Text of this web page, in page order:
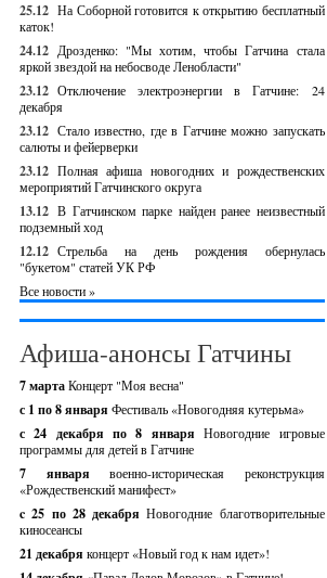
25.12 На Соборной готовится к открытию бесплатный
каток!
24.12 Дрозденко: "Мы хотим, чтобы Гатчина стала
яркой звездой на небосводе Ленобласти"
23.12 Отключение электроэнергии в Гатчине: 24
декабря
23.12 Стало известно, где в Гатчине можно запускать
салюты и фейерверки
23.12 Полная афиша новогодних и рождественских
мероприятий Гатчинского округа
13.12 В Гатчинском парке найден ранее неизвестный
подземный ход
12.12 Стрельба на день рождения обернулась
"букетом" статей УК РФ
Все новости »
Афиша-анонсы Гатчины
7 мартаКонцерт "Моя весна"
с 1 по 8 января Фестиваль «Новогодняя кутерьма»
с 24 декабря по 8 январяНовогодние игровые
программы для детей в Гатчине
7 январявоенно-историческая реконструкция
«Рождественский манифест»
c 25 по 28 декабряНовогодние благотворительные
киносеансы
21 декабря концерт «Новый год к нам идет»!